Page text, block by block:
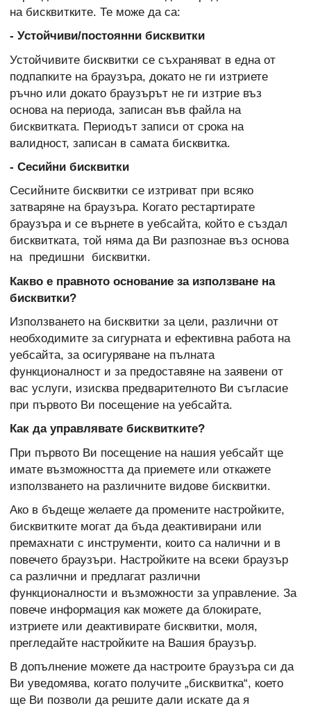
на бисквитките. Те може да са:
- Устойчиви/постоянни бисквитки
Устойчивите бисквитки се съхраняват в една от
подпапките на браузъра, докато не ги изтриете
ръчно или докато браузърът не ги изтрие въз
основа на периода, записан във файла на
бисквитката. Периодът записи от срока на
валидност, записан в самата бисквитка.
- Сесийни бисквитки
Сесийните бисквитки се изтриват при всяко
затваряне на браузъра. Когато рестартирате
браузъра и се върнете в уебсайта, който е създал
бисквитката, той няма да Ви разпознае въз основа
на предишни бисквитки.
Какво е правното основание за използване на
бисквитки?
Използването на бисквитки за цели, различни от
необходимите за сигурната и ефективна работа на
уебсайта, за осигуряване на пълната
функционалност и за предоставяне на заявени от
вас услуги, изисква предварителното Ви съгласие
при първото Ви посещение на уебсайта.
Как да управлявате бисквитките?
При първото Ви посещение на нашия уебсайт ще
имате възможността да приемете или откажете
използването на различните видове бисквитки.
Ако в бъдеще желаете да промените настройките,
бисквитките могат да бъда деактивирани или
премахнати с инструменти, които са налични и в
повечето браузъри. Настройките на всеки браузър
са различни и предлагат различни
функционалности и възможности за управление. За
повече информация как можете да блокирате,
изтриете или деактивирате бисквитки, моля,
прегледайте настройките на Вашия браузър.
В допълнение можете да настроите браузъра си да
Ви уведомява, когато получите „бисквитка“, което
ще Ви позволи да решите дали искате да я